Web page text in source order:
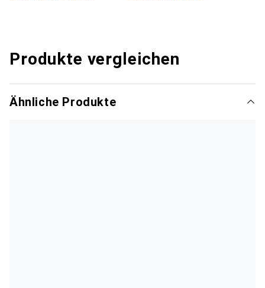
Produkte vergleichen
Ähnliche Produkte